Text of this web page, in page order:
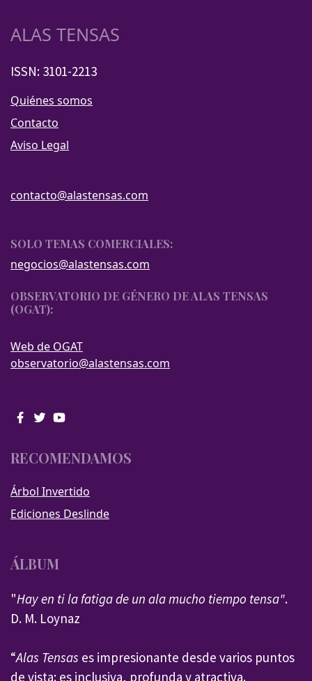
ALAS TENSAS
ISSN: 3101-2213
Quiénes somos
Contacto
Aviso Legal
contacto@alastensas.com
SOLO TEMAS COMERCIALES:
negocios@alastensas.com
OBSERVATORIO DE GÉNERO DE ALAS TENSAS
(OGAT):
Web de OGAT
observatorio@alastensas.com
RECOMENDAMOS
Árbol Invertido
Ediciones Deslinde
ÁLBUM
"Hay en ti la fatiga de un ala mucho tiempo tensa".
D. M. Loynaz
“Alas Tensas es impresionante desde varios puntos
de vista: es inclusiva, profunda y atractiva.